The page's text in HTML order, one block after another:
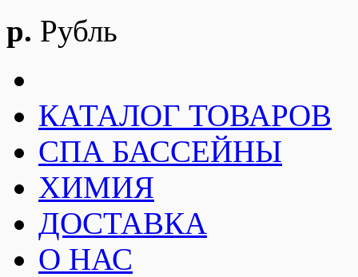
р. Рубль
КАТАЛОГ ТОВАРОВ
СПА БАССЕЙНЫ
ХИМИЯ
ДОСТАВКА
О НАС